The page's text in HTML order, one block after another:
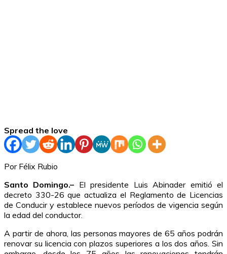
Spread the love
Por Félix Rubio
Santo Domingo.– El presidente Luis Abinader emitió el
decreto 330-26 que actualiza el Reglamento de Licencias
de Conducir y establece nuevos períodos de vigencia según
la edad del conductor.
A partir de ahora, las personas mayores de 65 años podrán
renovar su licencia con plazos superiores a los dos años. Sin